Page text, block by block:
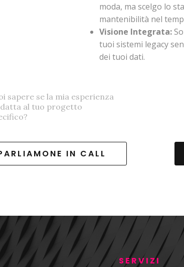
moda, ma scelgo lo
mantenibilità nel
Visione Integrata:
tuoi sistemi legacy
dei tuoi dati.
sapere se la mia esperienza
al tuo progetto
IN CALL
SERVIZI